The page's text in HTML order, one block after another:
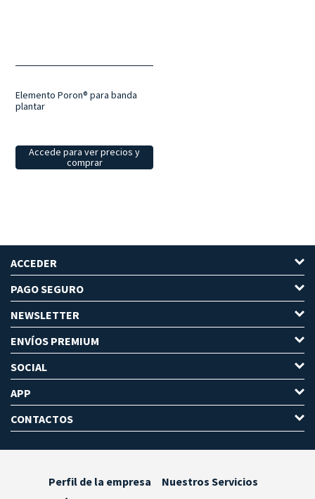
Elemento Poron® para banda
plantar
Accede para ver precios y
comprar
ACCEDER
PAGO SEGURO
NEWSLETTER
ENVÍOS PREMIUM
SOCIAL
APP
CONTACTOS
Perfil de la empresa
Nuestros Servicios